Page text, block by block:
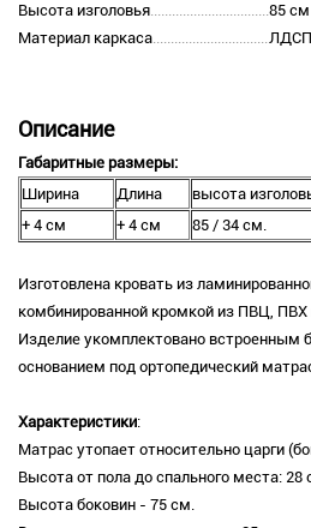
Высота изголовья
85 см
Материал каркаса
ЛДСП
Описание
Габаритные размеры:
Ширина
Длина
высота
+ 4 см
+ 4 см 85 / 34 см.
Изготовлена кровать из
комбинированной кромкой из ПВЦ,
Изделие укомплектовано встроенным
основанием под ортопедический
Характеристики:
Матрас утопает относительно царги
Высота от пола до спального места: 28
Высота боковин - 75 см.